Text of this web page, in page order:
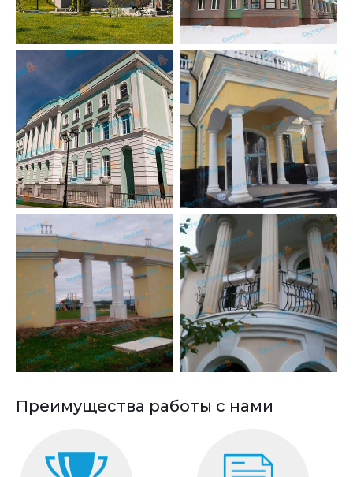
Преимущества работы с нами